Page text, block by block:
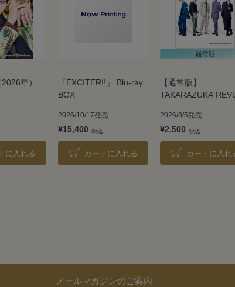
年）
に入れる
『EXCITER!!』 Blu-ray
BOX
2026/10/17発売
¥15,400
カートに入れる
【通常版】
TAKARAZUKA
2026/8/5発売
¥2,500
カートに入れ
メールマガジンのご案内